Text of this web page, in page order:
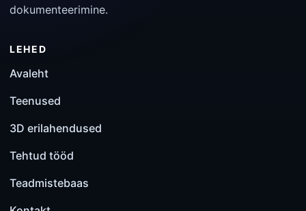
dokumenteerimine.
LEHED
Avaleht
Teenused
3D erilahendused
Tehtud tööd
Teadmistebaas